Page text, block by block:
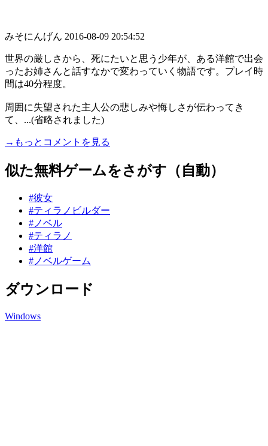
みそにんげん 2016-08-09 20:54:52
世界の厳しさから、死にたいと思う少年が、ある洋館で出会
ったお姉さんと話すなかで変わっていく物語です。プレイ時
間は40分程度。
周囲に失望された主人公の悲しみや悔しさが伝わってき
て、...(省略されました)
→もっとコメントを見る
似た無料ゲームをさがす（自動）
#彼女
#ティラノビルダー
#ノベル
#ティラノ
#洋館
#ノベルゲーム
ダウンロード
Windows